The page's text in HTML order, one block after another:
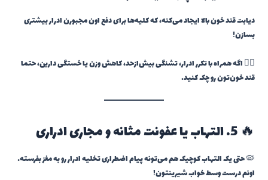
دیابت قند خون بالا ایجاد می‌کنه، که کلیه‌ها برای دفع اون مجبورن ادرار بیشتری
بسازن!
👨‍⚕️ اگه همراه با تکرر ادرار، تشنگی بیش‌ازحد، کاهش وزن یا خستگی دارین، حتما
قند خون‌تون رو چک کنید.
🔥 5. التهاب یا عفونت مثانه و مجاری ادراری
🦠 حتی یک التهاب کوچیک هم می‌تونه پیام اضطراری تخلیه ادرار رو به مغز بفرسته…
اونم درست وسط خواب شیرینتون!